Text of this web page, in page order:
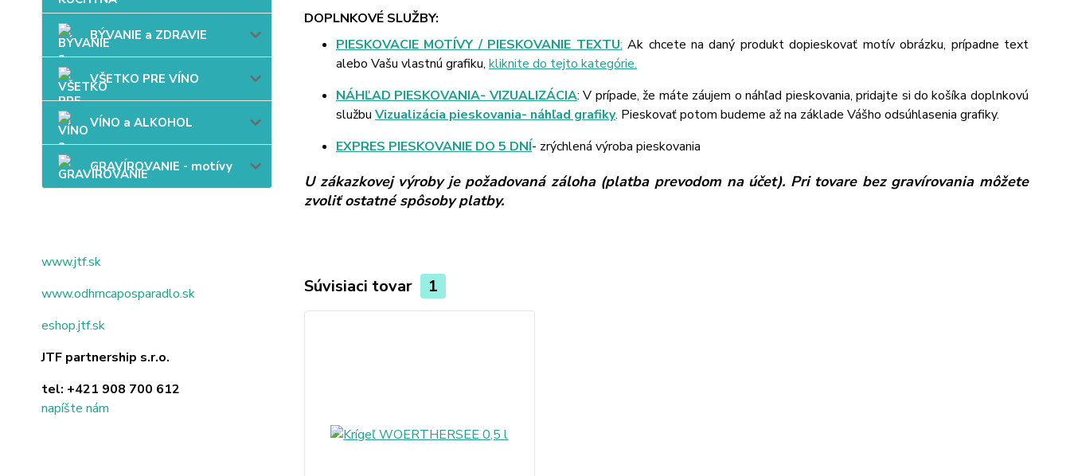
BÝVANIE a ZDRAVIE
VŠETKO PRE VÍNO
VÍNO a ALKOHOL
GRAVÍROVANIE - motívy
www.jtf.sk
www.odhrncaposparadlo.sk
eshop.jtf.sk
JTF partnership s.r.o.
tel: +421 908 700 612
napíšte nám
DOPLNKOVÉ SLUŽBY:
PIESKOVACIE MOTÍVY / PIESKOVANIE TEXTU: Ak chcete na daný produkt dopieskovať motív obrázku, prípadne text
alebo Vašu vlastnú grafiku, kliknite do tejto kategórie.
NÁHĽAD PIESKOVANIA- VIZUALIZÁCIA: V prípade, že máte záujem o náhľad pieskovania, pridajte si do košíka doplnkovú
službu Vizualizácia pieskovania- náhľad grafiky. Pieskovať potom budeme až na základe Vášho odsúhlasenia grafiky.
EXPRES PIESKOVANIE DO 5 DNÍ- zrýchlená výroba pieskovania
U zákazkovej výroby je požadovaná záloha (platba prevodom na účet). Pri tovare bez gravírovania môžete
zvoliť ostatné spôsoby platby.
Súvisiaci tovar 1